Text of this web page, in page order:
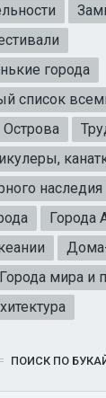
города
список
Острова
наследия
Города
Города мира и
ПОИСК ПО